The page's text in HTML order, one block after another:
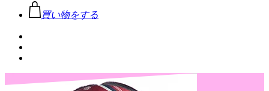
買い物をする